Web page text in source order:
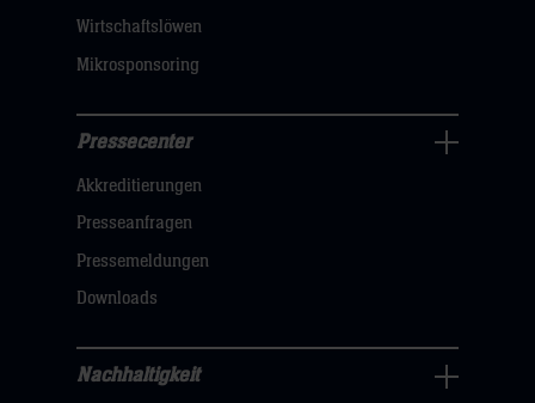
Wirtschaftslöwen
Mikrosponsoring
Navigation
öffnen,
dann
klicken
hier
Pressecenter
Akkreditierungen
Presseanfragen
Pressemeldungen
Downloads
Nachhaltigkeit
Nachhaltigkeit